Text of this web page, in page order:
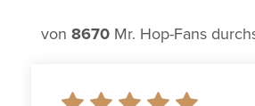
von 8670Mr. Hop-Fans